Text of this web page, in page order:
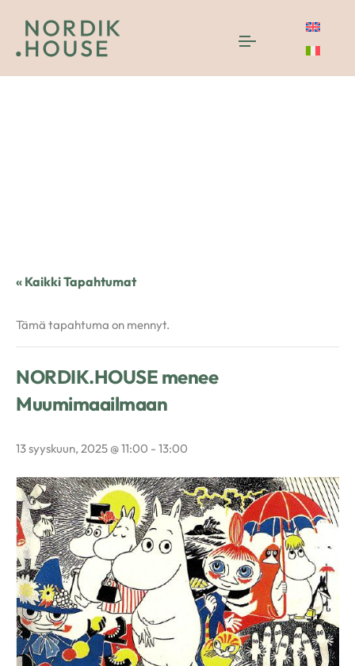
« Kaikki Tapahtumat
Tämä tapahtuma on mennyt.
NORDIK.HOUSE menee
Muumimaailmaan
13 syyskuun, 2025 @ 11:00 - 13:00